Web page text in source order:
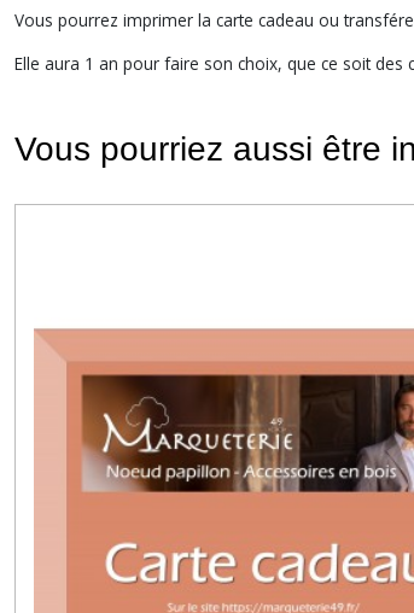
Vous pourrez imprimer la carte cadeau ou
Elle aura 1 an pour faire son choix, que ce soit
Vous pourriez aussi être